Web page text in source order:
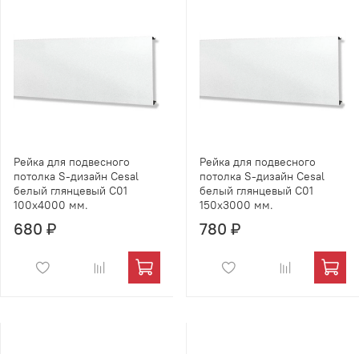
Рейка для подвесного
потолка S-дизайн Cesal
белый глянцевый C01
100х4000 мм.
680 ₽
Рейка для подвесного
потолка S-дизайн Cesal
белый глянцевый C01
150х3000 мм.
780 ₽